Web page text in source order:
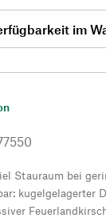
im
Stauraum bei
kugelgelagerter